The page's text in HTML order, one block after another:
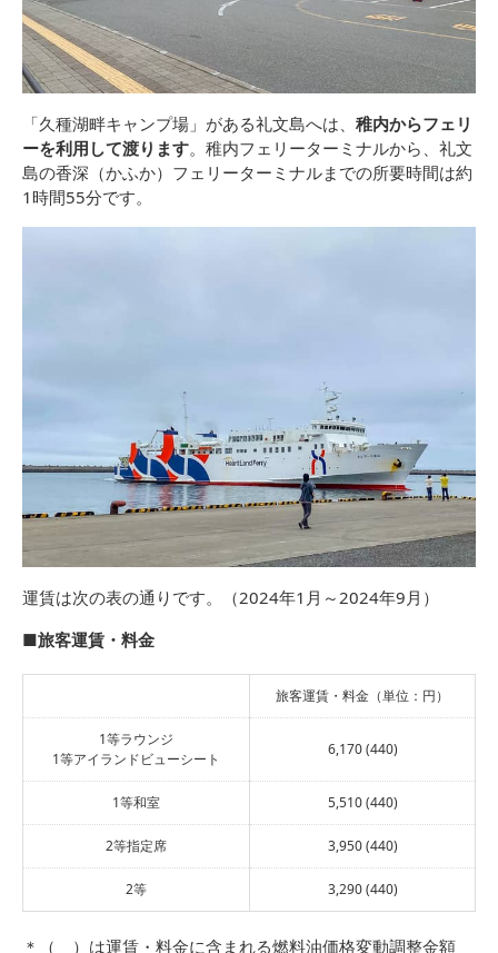
「久種湖畔キャンプ場」がある礼文島へは、 稚内からフェリ
ーを利用して渡ります。稚内フェリーターミナルから、礼文
島の香深（かふか）フェリーターミナルまでの所要時間は約
1時間55分です。
運賃は次の表の通りです。（2024年1月～2024年9月）
■旅客運賃・料金
旅客運賃・料金（単位：円）
1等ラウンジ
1等アイランドビューシート
6,170 (440)
1等和室 5,510 (440)
2等指定席 3,950 (440)
2等 3,290 (440)
＊（ ）は運賃・料金に含まれる燃料油価格変動調整金額